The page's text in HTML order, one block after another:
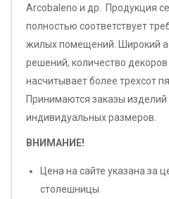
Arcobaleno и др. Продукция
полностью соответствует
жилых помещений. Широкий
решений, количество
насчитывает более трехсот
Принимаются заказы изделий
индивидуальных размеров.
ВНИМАНИЕ!
Цена на сайте указана за
столешницы